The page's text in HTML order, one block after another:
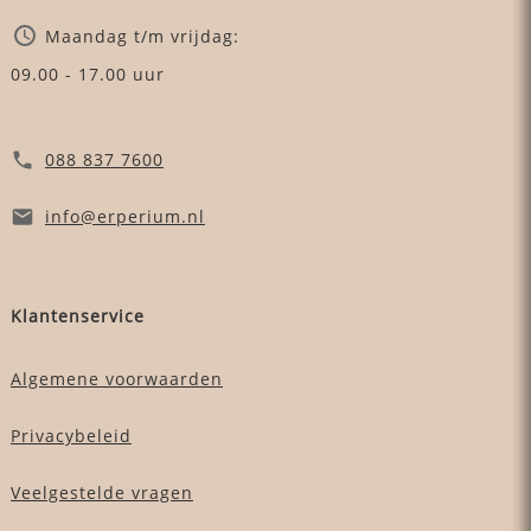
Maandag t/m vrijdag:
09.00 - 17.00 uur
088 837 7600
info@erperium.nl
Klantenservice
Algemene voorwaarden
Privacybeleid
Veelgestelde vragen